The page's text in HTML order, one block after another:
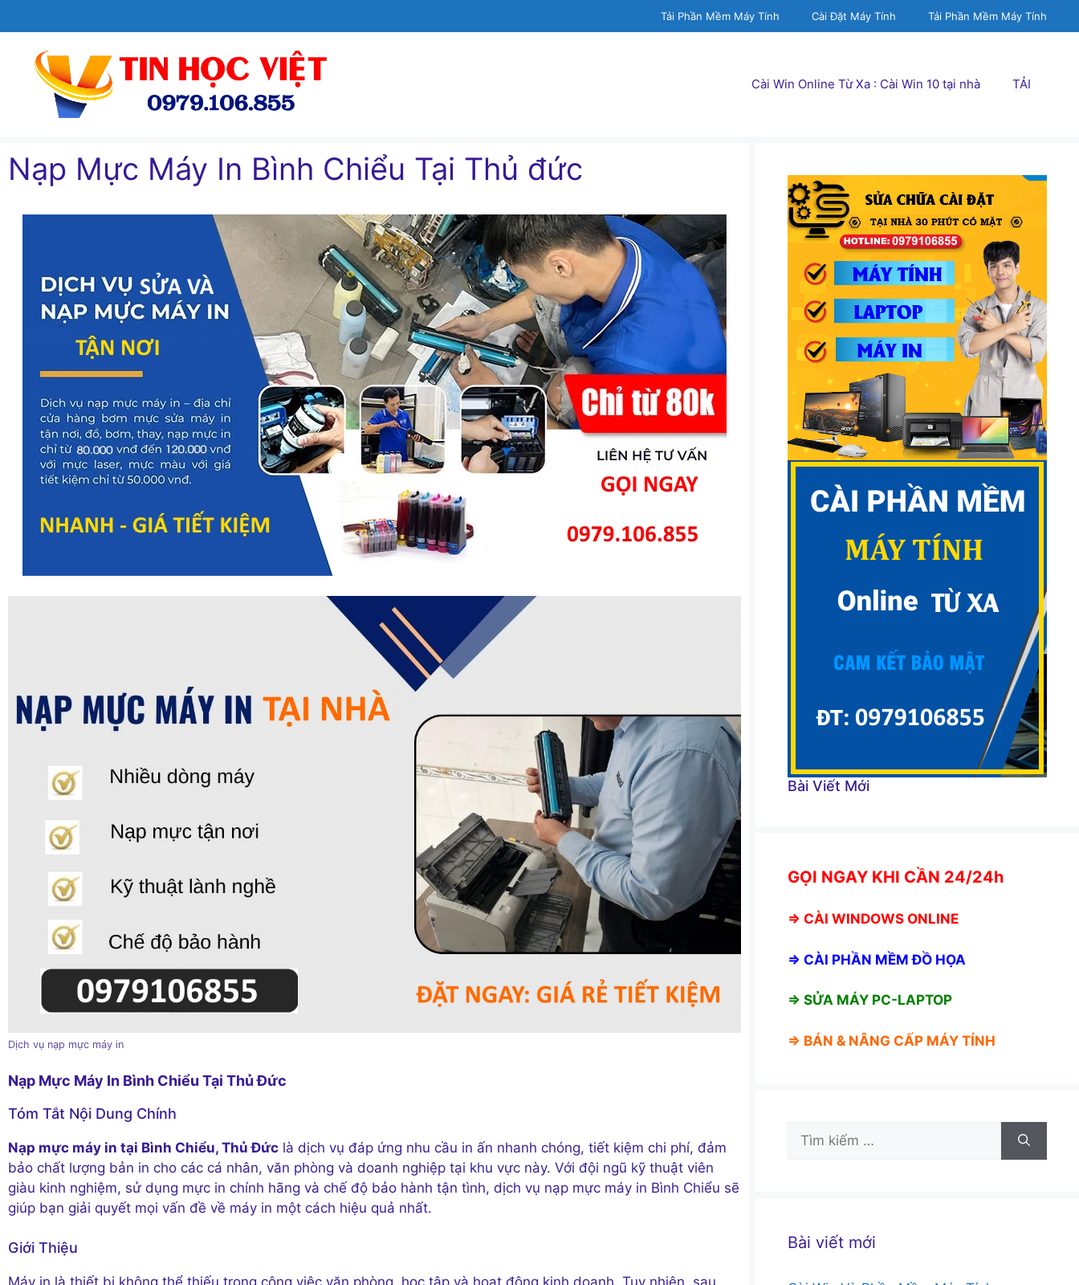
đến
Tải Phần Mềm Máy Tính Cài Đặt Máy Tính Tải Phần Mềm Máy Tính
Cài Win Online Từ Xa : Cài Win 10 tại nhà TẢI
Nạp Mực Máy In Bình Chiểu Tại Thủ đức
Dịch vụ nạp mực máy in
Nạp Mực Máy In Bình Chiểu Tại Thủ Đức
Tóm Tắt Nội Dung Chính
Nạp mực máy in tại Bình Chiểu, Thủ Đức là dịch vụ đáp ứng nhu cầu in ấn nhanh chóng, tiết kiệm chi phí, đảm
bảo chất lượng bản in cho các cá nhân, văn phòng và doanh nghiệp tại khu vực này. Với đội ngũ kỹ thuật viên
giàu kinh nghiệm, sử dụng mực in chính hãng và chế độ bảo hành tận tình, dịch vụ nạp mực máy in Bình Chiểu sẽ
giúp bạn giải quyết mọi vấn đề về máy in một cách hiệu quả nhất.
Giới Thiệu
Máy in là thiết bị không thể thiếu trong công việc văn phòng, học tập và hoạt động kinh doanh. Tuy nhiên, sau
Bài Viết Mới
GỌI NGAY KHI CẦN 24/24h
⇒ CÀI WINDOWS ONLINE
⇒ CÀI PHẦN MỀM ĐỒ HỌA
⇒ SỬA MÁY PC-LAPTOP
⇒ BÁN & NÂNG CẤP MÁY TÍNH
Tìm
kiếm
Bài viết mới